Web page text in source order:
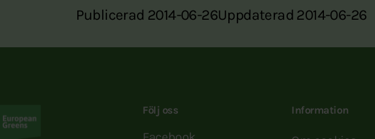
Publicerad 2014-06-26Uppdaterad 2014-06-26
Följ oss Information